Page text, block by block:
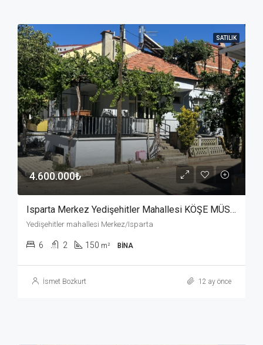
SATILIK
4.600.000₺
Isparta Merkez Yedişehitler Mahallesi KÖŞE MÜSTAKİL BİNA
Yedişehitler mahallesi Merkez/Isparta
6 2 150 m² BINA
İsmet Bozkurt 12 ay önce